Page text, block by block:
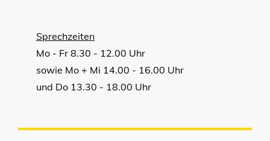
Sprechzeiten
Mo - Fr 8.30 - 12.00 Uhr
sowie Mo + Mi 14.00 - 16.00 Uhr
und Do 13.30 - 18.00 Uhr